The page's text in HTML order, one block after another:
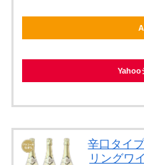
Yahoo
辛口タイ
リングワ